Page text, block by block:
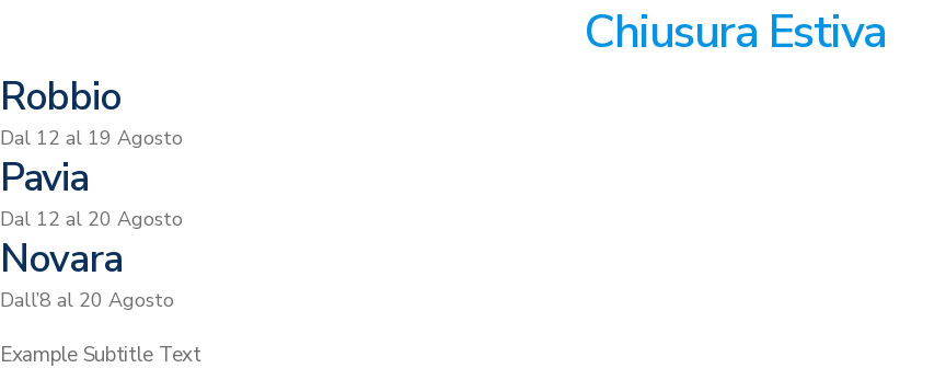
Chiusura Estiva
Robbio
Dal 12 al 19 Agosto
Pavia
Dal 12 al 20 Agosto
Novara
Dall’8 al 20 Agosto
Example Subtitle Text